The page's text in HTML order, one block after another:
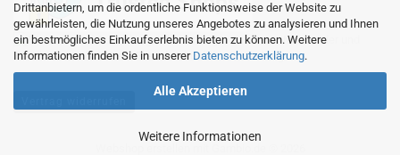
Drittanbietern, um die ordentliche Funktionsweise der Website zu
gewährleisten, die Nutzung unseres Angebotes zu analysieren und Ihnen
ein bestmögliches Einkaufserlebnis bieten zu können. Weitere
Informationen finden Sie in unserer Datenschutzerklärung.
Alle Akzeptieren
Weitere Informationen